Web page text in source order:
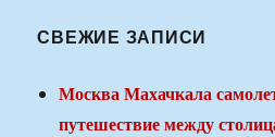
СВЕЖИЕ ЗАПИСИ
Москва Махачкала
путешествие между